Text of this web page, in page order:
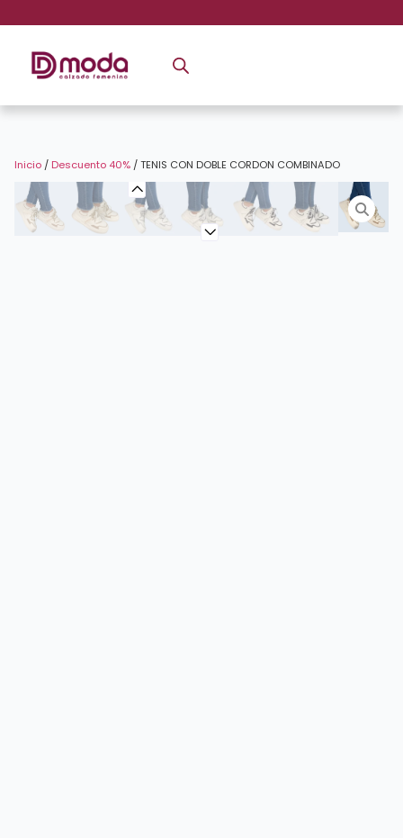
Inicio / Descuento 40% / TENIS CON DOBLE CORDON COMBINADO